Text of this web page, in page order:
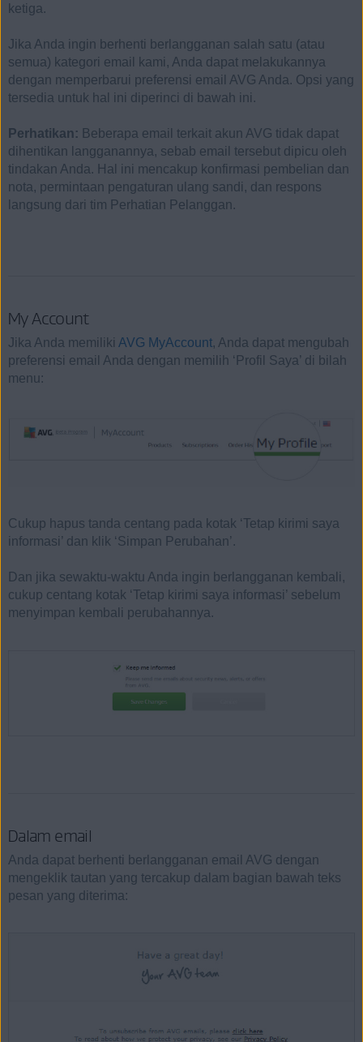
ketiga.
Jika Anda ingin berhenti berlangganan salah satu (atau
semua) kategori email kami, Anda dapat melakukannya
dengan memperbarui preferensi email AVG Anda. Opsi yang
tersedia untuk hal ini diperinci di bawah ini.
Perhatikan: Beberapa email terkait akun AVG tidak dapat
dihentikan langganannya, sebab email tersebut dipicu oleh
tindakan Anda. Hal ini mencakup konfirmasi pembelian dan
nota, permintaan pengaturan ulang sandi, dan respons
langsung dari tim Perhatian Pelanggan.
My Account
Jika Anda memiliki AVG MyAccount, Anda dapat mengubah
preferensi email Anda dengan memilih ‘Profil Saya’ di bilah
menu:
Cukup hapus tanda centang pada kotak ‘Tetap kirimi saya
informasi’ dan klik ‘Simpan Perubahan’.
Dan jika sewaktu-waktu Anda ingin berlangganan kembali,
cukup centang kotak ‘Tetap kirimi saya informasi’ sebelum
menyimpan kembali perubahannya.
Dalam email
Anda dapat berhenti berlangganan email AVG dengan
mengeklik tautan yang tercakup dalam bagian bawah teks
pesan yang diterima: